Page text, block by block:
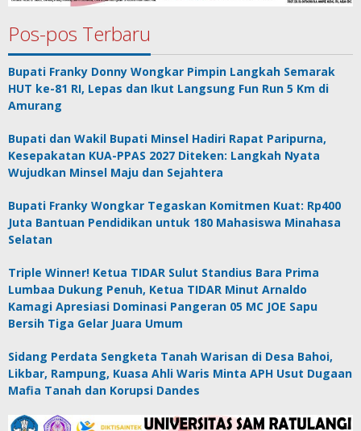
Pos-pos Terbaru
Bupati Franky Donny Wongkar Pimpin Langkah Semarak
HUT ke-81 RI, Lepas dan Ikut Langsung Fun Run 5 Km di
Amurang
Bupati dan Wakil Bupati Minsel Hadiri Rapat Paripurna,
Kesepakatan KUA-PPAS 2027 Diteken: Langkah Nyata
Wujudkan Minsel Maju dan Sejahtera
Bupati Franky Wongkar Tegaskan Komitmen Kuat: Rp400
Juta Bantuan Pendidikan untuk 180 Mahasiswa Minahasa
Selatan
Triple Winner! Ketua TIDAR Sulut Standius Bara Prima
Lumbaa Dukung Penuh, Ketua TIDAR Minut Arnaldo
Kamagi Apresiasi Dominasi Pangeran 05 MC JOE Sapu
Bersih Tiga Gelar Juara Umum
Sidang Perdata Sengketa Tanah Warisan di Desa Bahoi,
Likbar, Rampung, Kuasa Ahli Waris Minta APH Usut Dugaan
Mafia Tanah dan Korupsi Dandes